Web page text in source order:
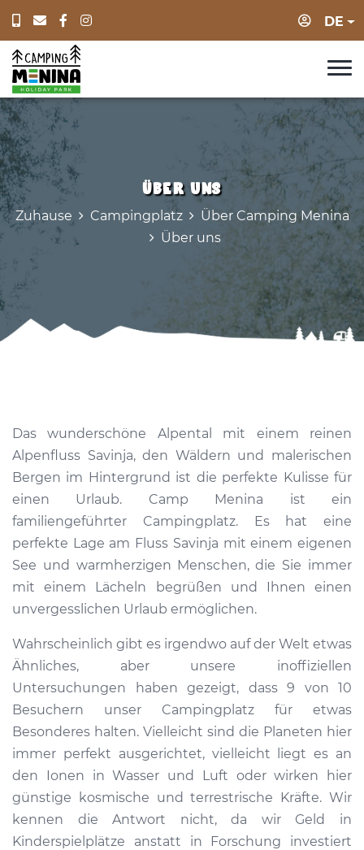
DE
Über uns
Zuhause Campingplatz
Über Camping Menina
Über uns
Das wunderschöne Alpental mit einem reinen
Alpenfluss Savinja, den Wäldern und malerischen
Bergen im Hintergrund ist die perfekte Kulisse für
einen Urlaub. Camp Menina ist ein
familiengeführter Campingplatz. Es hat eine
perfekte Lage am Fluss Savinja mit einem eigenen
See und warmherzigen Menschen, die Sie immer
mit einem Lächeln begrüßen und Ihnen einen
unvergesslichen Urlaub ermöglichen.
Wahrscheinlich gibt es irgendwo auf der Welt etwas
Ähnliches, aber unsere inoffiziellen
Untersuchungen haben gezeigt, dass 9 von 10
Besuchern unser Campingplatz für etwas
Besonderes halten. Vielleicht sind die Planeten hier
immer perfekt ausgerichtet, vielleicht liegt es an
den Ionen in Wasser und Luft oder wirken hier
günstige kosmische und terrestrische Kräfte. Wir
kennen die Antwort nicht, da wir Geld in
Kinderspielplätze anstatt in Forschung investiert